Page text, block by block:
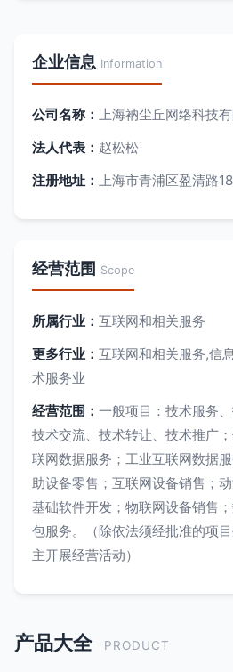
企业信息 Information
公司名称： 上海衲尘丘网络科技
法人代表： 赵松松
注册地址： 上海市青浦区盈清路
经营范围 Scope
所属行业： 互联网和相关服务
更多行业： 互联网和相关服务,信
术服务业
经营范围： 一般项目：技术服务
技术交流、技术转让、技术推广
联网数据服务；工业互联网数据
助设备零售；互联网设备销售；
基础软件开发；物联网设备销售
包服务。（除依法须经批准的项
主开展经营活动）
产品大全 PRODUCT